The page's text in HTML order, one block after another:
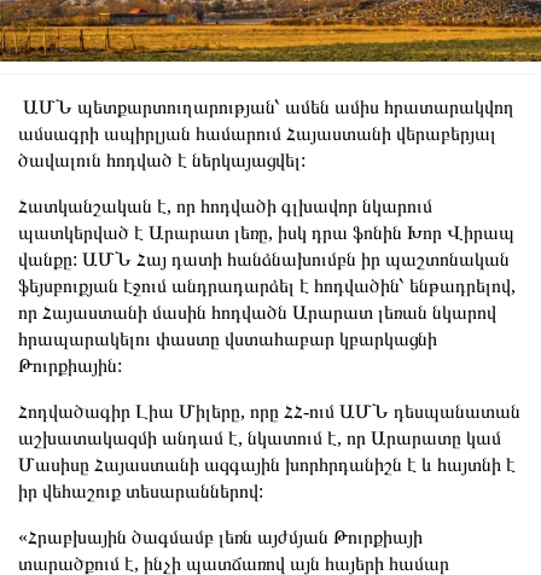
ԱՄՆ պետքարտուղարության՝ ամեն ամիս հրատարակվող
ամսագրի ապիրլյան համարում Հայաստանի վերաբերյալ
ծավալուն հոդված է ներկայացվել:
Հատկանշական է, որ հոդվածի գլխավոր նկարում
պատկերված է Արարատ լեռը, իսկ դրա ֆոնին Խոր Վիրապ
վանքը: ԱՄՆ Հայ դատի հանձնախումբն իր պաշտոնական
ֆեյսբուքյան էջում անդրադարձել է հոդվածին՝ ենթադրելով,
որ Հայաստանի մասին հոդվածն Արարատ լեռան նկարով
հրապարակելու փաստը վստահաբար կբարկացնի
Թուրքիային:
Հոդվածագիր Լիա Միլերը, որը ՀՀ-ում ԱՄՆ դեսպանատան
աշխատակազմի անդամ է, նկատում է, որ Արարատը կամ
Մասիսը Հայաստանի ազգային խորհրդանիշն է և հայտնի է
իր վեհաշուք տեսարաններով:
«Հրաբխային ծագմամբ լեռն այժմյան Թուրքիայի
տարածքում է, ինչի պատճառով այն հայերի համար